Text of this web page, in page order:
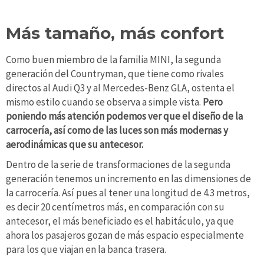
Más tamaño, más confort
Como buen miembro de la familia MINI, la segunda
generación del Countryman, que tiene como rivales
directos al Audi Q3 y al Mercedes-Benz GLA, ostenta el
mismo estilo cuando se observa a simple vista. Pero
poniendo más atención podemos ver que el diseño de la
carrocería, así como de las luces son más modernas y
aerodinámicas que su antecesor.
Dentro de la serie de transformaciones de la segunda
generación tenemos un incremento en las dimensiones de
la carrocería. Así pues al tener una longitud de 4.3 metros,
es decir 20 centímetros más, en comparación con su
antecesor, el más beneficiado es el habitáculo, ya que
ahora los pasajeros gozan de más espacio especialmente
para los que viajan en la banca trasera.